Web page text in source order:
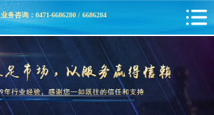
业务咨询：0471-6686280 / 6686284